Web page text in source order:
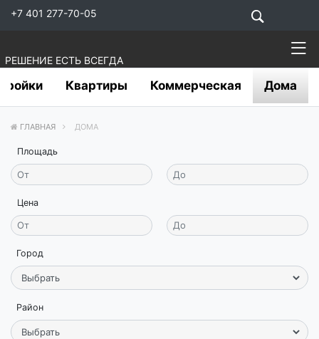
+7 401 277-70-05
РЕШЕНИЕ ЕСТЬ ВСЕГДА
Квартиры Коммерческая Дома
ГЛАВНАЯ ДОМА
Площадь
Цена
Город
Район